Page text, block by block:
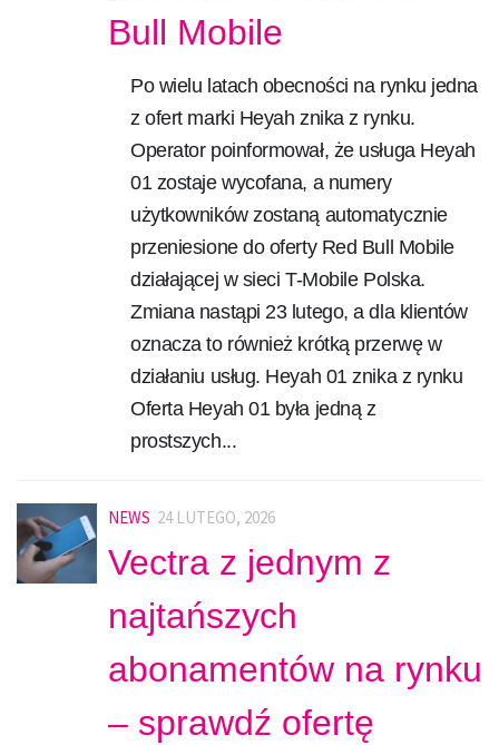
Bull Mobile
Po wielu latach obecności na rynku jedna
z ofert marki Heyah znika z rynku.
Operator poinformował, że usługa Heyah
01 zostaje wycofana, a numery
użytkowników zostaną automatycznie
przeniesione do oferty Red Bull Mobile
działającej w sieci T-Mobile Polska.
Zmiana nastąpi 23 lutego, a dla klientów
oznacza to również krótką przerwę w
działaniu usług. Heyah 01 znika z rynku
Oferta Heyah 01 była jedną z
prostszych...
NEWS 24 LUTEGO, 2026
Vectra z jednym z
najtańszych
abonamentów na rynku
– sprawdź ofertę